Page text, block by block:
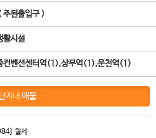
주된출입구 )
활시설
컨벤션센터역(1),상무역(1),운천역(1)
지내 매물
월세